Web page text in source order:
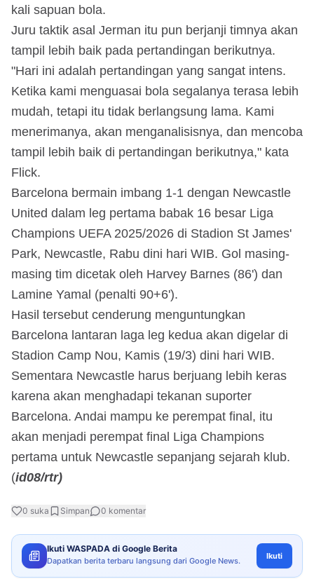
kali sapuan bola.
Juru taktik asal Jerman itu pun berjanji timnya akan
tampil lebih baik pada pertandingan berikutnya.
"Hari ini adalah pertandingan yang sangat intens.
Ketika kami menguasai bola segalanya terasa lebih
mudah, tetapi itu tidak berlangsung lama. Kami
menerimanya, akan menganalisisnya, dan mencoba
tampil lebih baik di pertandingan berikutnya," kata
Flick.
Barcelona bermain imbang 1-1 dengan Newcastle
United dalam leg pertama babak 16 besar Liga
Champions UEFA 2025/2026 di Stadion St James'
Park, Newcastle, Rabu dini hari WIB. Gol masing-
masing tim dicetak oleh Harvey Barnes (86') dan
Lamine Yamal (penalti 90+6').
Hasil tersebut cenderung menguntungkan
Barcelona lantaran laga leg kedua akan digelar di
Stadion Camp Nou, Kamis (19/3) dini hari WIB.
Sementara Newcastle harus berjuang lebih keras
karena akan menghadapi tekanan suporter
Barcelona. Andai mampu ke perempat final, itu
akan menjadi perempat final Liga Champions
pertama untuk Newcastle sepanjang sejarah klub.
(id08/rtr)
0 suka Simpan 0 komentar
Ikuti WASPADA di Google Berita
Dapatkan berita terbaru langsung dari Google News. Ikuti